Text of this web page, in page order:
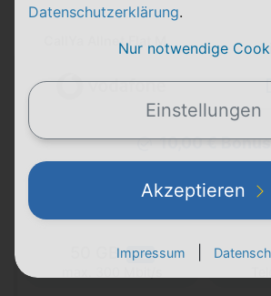
CallYa Allnet Flat M
10,00 € Bonus
28 Tage
50 GB 5G
Datenschutzerklärung.
Nur notwendige
Einstellungen
Akzeptieren
Impressum